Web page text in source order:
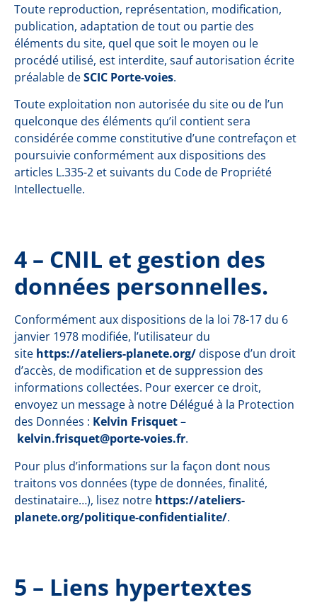
Toute reproduction, représentation, modification,
publication, adaptation de tout ou partie des
éléments du site, quel que soit le moyen ou le
procédé utilisé, est interdite, sauf autorisation écrite
préalable deSCIC Porte-voies.
Toute exploitation non autorisée du site ou de l’un
quelconque des éléments qu’il contient sera
considérée comme constitutive d’une contrefaçon et
poursuivie conformément aux dispositions des
articles L.335-2 et suivants du Code de Propriété
Intellectuelle.
4 – CNIL et gestion des
données personnelles.
Conformément aux dispositions de la loi 78-17 du 6
janvier 1978 modifiée, l’utilisateur du
site https://ateliers-planete.org/dispose d’un droit
d’accès, de modification et de suppression des
informations collectées. Pour exercer ce droit,
envoyez un message à notre Délégué à la Protection
des Données : Kelvin Frisquet–
kelvin.frisquet@porte-voies.fr.
Pour plus d’informations sur la façon dont nous
traitons vos données (type de données, finalité,
destinataire…), lisez notre https://ateliers-
planete.org/politique-confidentialite/.
5 – Liens hypertextes